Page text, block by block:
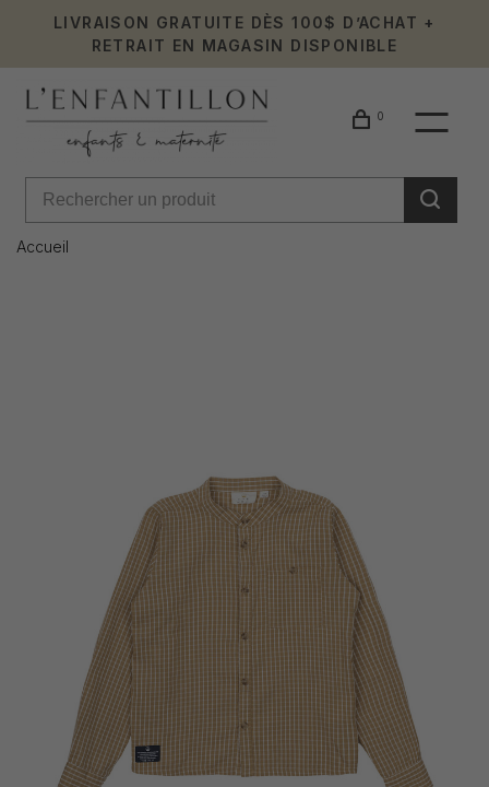
LIVRAISON GRATUITE DÈS 100$ D’ACHAT +
RETRAIT EN MAGASIN DISPONIBLE
0
Accueil